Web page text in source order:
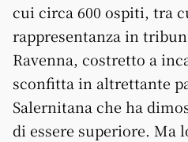
cui circa 600 ospiti, tra
rappresentanza in
Ravenna, costretto a
sconfitta in altrettante
Salernitana che ha
di essere superiore. Ma